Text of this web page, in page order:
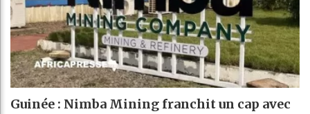
Guinée : Nimba Mining franchit un cap avec